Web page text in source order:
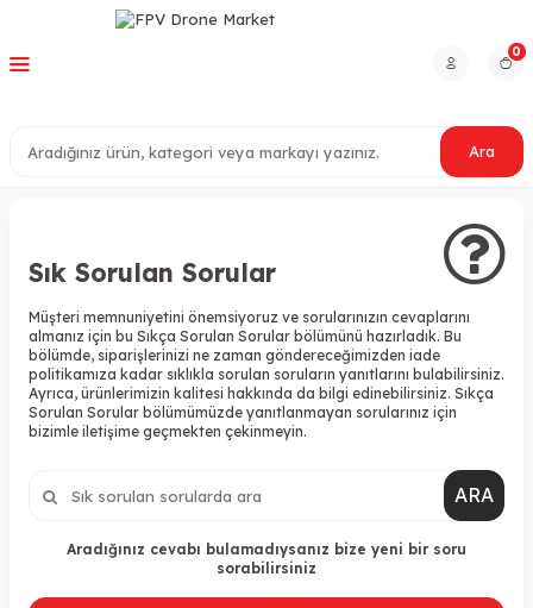
Ara
0
Sık Sorulan Sorular
Müşteri memnuniyetini önemsiyoruz ve sorularınızın cevaplarını
almanız için bu Sıkça Sorulan Sorular bölümünü hazırladık. Bu
bölümde, siparişlerinizi ne zaman göndereceğimizden iade
politikamıza kadar sıklıkla sorulan soruların yanıtlarını bulabilirsiniz.
Ayrıca, ürünlerimizin kalitesi hakkında da bilgi edinebilirsiniz. Sıkça
Sorulan Sorular bölümümüzde yanıtlanmayan sorularınız için
bizimle iletişime geçmekten çekinmeyin.
ARA
Aradığınız cevabı bulamadıysanız bize yeni bir soru
sorabilirsiniz